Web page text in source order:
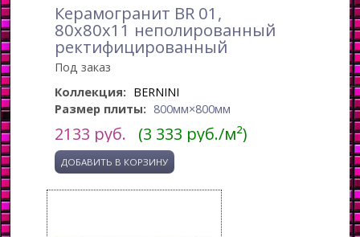
Керамогранит BR 01,
80x80x11 неполированный
ректифицированный
Под заказ
Коллекция: BERNINI
Размер плиты: 800мм×800мм
2133 руб. (3 333 руб./м²)